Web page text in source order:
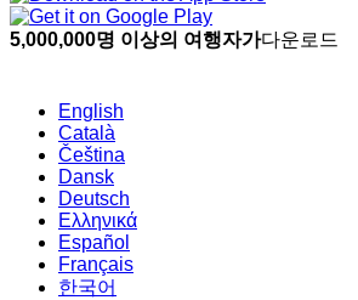
5,000,000명 이상의 여행자가다운로드
English
Català
Čeština
Dansk
Deutsch
Ελληνικά
Español
Français
한국어